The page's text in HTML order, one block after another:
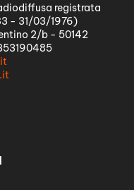
registrata
- 31/03/1976)
2/b - 50142